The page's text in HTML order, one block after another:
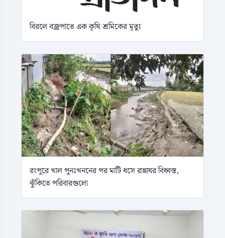
বিরলে বজ্রপাতে এক কৃষি শ্রমিকের মৃত্যু
রংপুরে খাল পুনঃখননের পর মাটি ধসে রান্নাঘর বিধ্বস্ত,
ঝুঁকিতে পরিবারগুলো